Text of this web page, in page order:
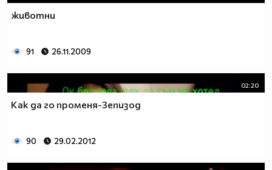
животни
91 26.11.2009
02:20
Как да го променя-3епизод
90 29.02.2012